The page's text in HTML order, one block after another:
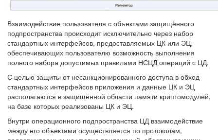
Взаимодействие пользователя с объектами защищённого
подпространства происходит исключительно через набор
стандартных интерфейсов, предоставляемых ЦК или ЭЦ,
обеспечивающих пользователю возможность выполнения
полного набора допустимых правилами НСЦД операций с ЦД.
С целью защиты от несанкционированного доступа в обход
стандартных интерфейсов приложения и данные ЦК и ЭЦ
располагаются в защищённой области памяти криптомодулей,
на базе которых реализованы ЦК и ЭЦ.
Внутри операционного подпространства ЦД взаимодействие
между его объектами осуществляется по протоколам,